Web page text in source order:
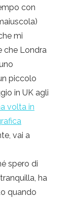
con
mi
che Londra
piccolo
in UK agli
volta in
vai a
spero di
ha
quando